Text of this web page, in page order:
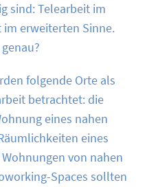
sind: Telearbeit im
erweiterten Sinne.
folgende Orte als
betrachtet: die
eines nahen
eines
von nahen
Spaces sollten